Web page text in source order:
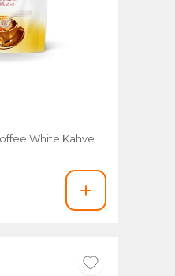
White Kahve